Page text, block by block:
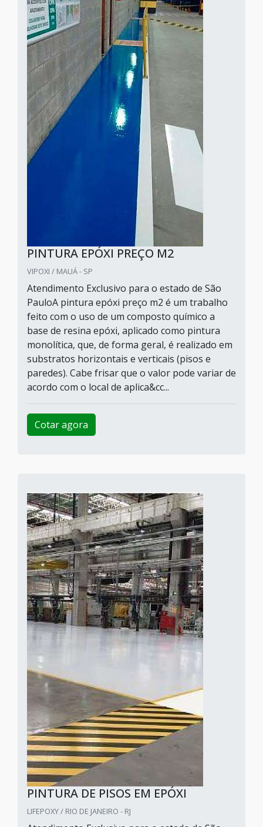
PINTURA EPÓXI PREÇO M2
VIPOXI / MAUÁ - SP
Atendimento Exclusivo para o estado de São
PauloA pintura epóxi preço m2 é um trabalho
feito com o uso de um composto químico a
base de resina epóxi, aplicado como pintura
monolítica, que, de forma geral, é realizado em
substratos horizontais e verticais (pisos e
paredes). Cabe frisar que o valor pode variar de
acordo com o local de aplica&cc...
Cotar agora
PINTURA DE PISOS EM EPÓXI
LIFEPOXY / RIO DE JANEIRO - RJ